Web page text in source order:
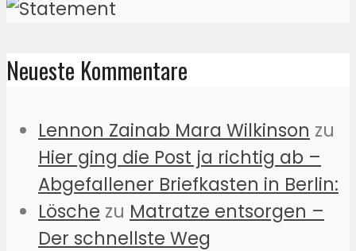
Neueste Kommentare
Lennon Zainab Mara Wilkinson zu
Hier ging die Post ja richtig ab –
Abgefallener Briefkasten in Berlin:
Lösche zu Matratze entsorgen –
Der schnellste Weg